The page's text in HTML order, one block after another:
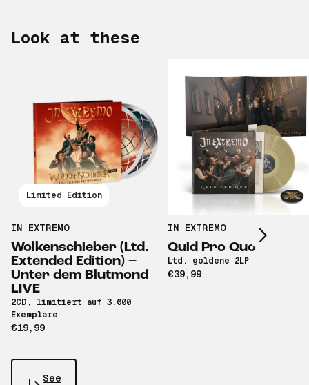
Look at these
Limited Edition
IN EXTREMO
Wolkenschieber (Ltd.
Extended Edition) –
Unter dem Blutmond
LIVE
2CD, limitiert auf 3.000
Exemplare
€19,99
IN EXTREMO
Quid Pro Quo
Ltd. goldene 2LP
€39,99
Scroll right
See